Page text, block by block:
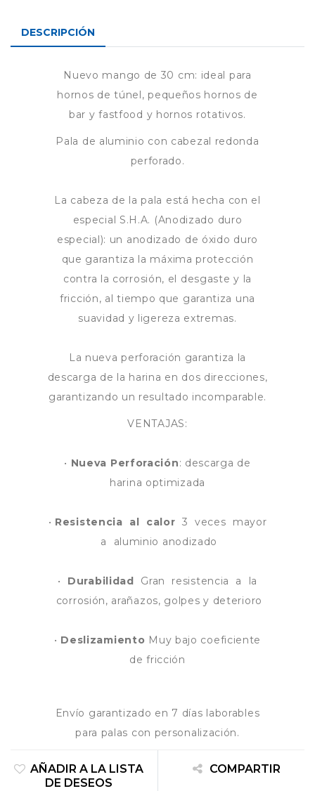
DESCRIPCIÓN
Nuevo mango de 30 cm: ideal para
hornos de túnel, pequeños hornos de
bar y fastfood y hornos rotativos.
Pala de aluminio con cabezal redonda
perforado.
La cabeza de la pala está hecha con el
especial S.H.A. (Anodizado duro
especial): un anodizado de óxido duro
que garantiza la máxima protección
contra la corrosión, el desgaste y la
fricción, al tiempo que garantiza una
suavidad y ligereza extremas.
La nueva perforación garantiza la
descarga de la harina en dos direcciones,
garantizando un resultado incomparable.
VENTAJAS:
• Nueva Perforación: descarga de
harina optimizada
• Resistencia al calor 3 veces mayor
a aluminio anodizado
• Durabilidad
Gran resistencia a la
corrosión, arañazos, golpes y deterioro
• Deslizamiento Muy bajo coeficiente
de fricción
Envío garantizado en 7 días laborables
para palas con personalización.
AÑADIR A LA LISTA
DE DESEOS
COMPARTIR